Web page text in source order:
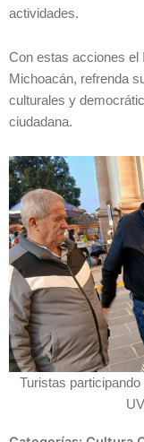
actividades.
Con estas acciones el
Michoacán, refrenda
culturales y
ciudadana.
Turistas